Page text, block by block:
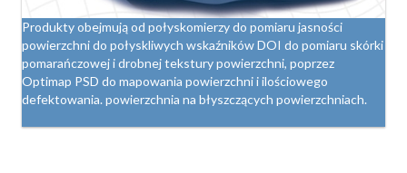
Produkty obejmują od połyskomierzy do pomiaru jasności
powierzchni do połyskliwych wskaźników DOI do pomiaru skórki
pomarańczowej i drobnej tekstury powierzchni, poprzez
Optimap PSD do mapowania powierzchni i ilościowego
defektowania. powierzchnia na błyszczących powierzchniach.